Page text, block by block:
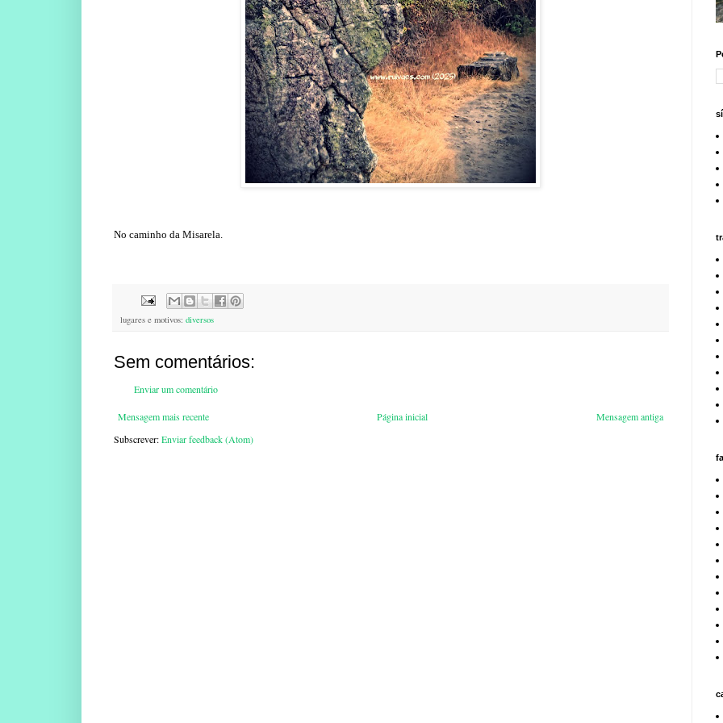
No caminho da Misarela.
lugares e motivos: diversos
Sem comentários:
Enviar um comentário
Mensagem mais recente Mensagem antiga
Página inicial
Subscrever:Enviar feedback (Atom)